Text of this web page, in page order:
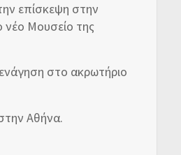
επίσκεψη στην
νέο Μουσείο της
στο ακρωτήριο
Αθήνα.